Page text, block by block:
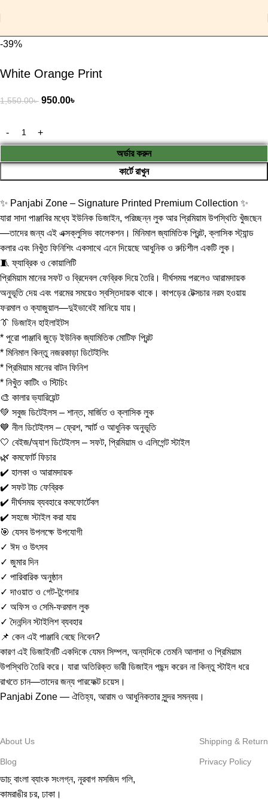
-39%
White Orange Print
1,550.00৳ 950.00৳
অর্ডার করুন
কার্টে রাখুন
✨ Panjabi Zone – Signature Printed Premium Collection ✨
যারা সাদা পাঞ্জাবির মধ্যে ইউনিক ডিজাইন, পরিচ্ছন্ন লুক আর প্রিমিয়াম উপস্থিতি খুঁজছেন
—তাদের জন্য এই এক্সক্লুসিভ কালেকশন। মিনিমাল জ্যামিতিক প্রিন্ট, ক্লাসিক স্ট্যান্ড
কলার এবং নিখুঁত ফিনিশিং একসাথে এনে দিয়েছে আধুনিক ও রুচিশীল একটি লুক।
🧵 ফ্যাব্রিক ও কোয়ালিটি
প্রিমিয়াম মানের সফট ও ব্রিদেবল ফেব্রিক দিয়ে তৈরি। দীর্ঘসময় পরলেও আরামদায়ক
অনুভূতি দেয় এবং গরমের সময়েও স্বস্তিদায়ক থাকে। কাপড়ের টেক্সচার নরম হওয়ায়
ফরমাল ও ক্যাজুয়াল—দুইভাবেই মানিয়ে যায়।
👔 ডিজাইন হাইলাইটস
* পুরো পাঞ্জাবি জুড়ে ইউনিক জ্যামিতিক মোটিফ প্রিন্ট
* মিনিমাল কিন্তু নজরকাড়া ডিটেইলিং
* প্রিমিয়াম মানের বাটন ফিনিশ
* নিখুঁত কাটিং ও স্টিচিং
🎨 কালার ভ্যারিয়েন্ট
💚 সবুজ ডিটেইলস – শান্ত, মার্জিত ও ক্লাসিক লুক
💙 নীল ডিটেইলস – ফ্রেশ, স্মার্ট ও আধুনিক অনুভূতি
🤍 বেইজ/অ্যাশ ডিটেইলস – সফট, প্রিমিয়াম ও এলিগেন্ট স্টাইল
🌿 কমফোর্ট ফিচার
✔️ হালকা ও আরামদায়ক
✔️ সফট টাচ ফেব্রিক
✔️ দীর্ঘসময় ব্যবহারে কমফোর্টেবল
✔️ সহজে স্টাইল করা যায়
🎯 যেসব উপলক্ষে উপযোগী
✓ ঈদ ও উৎসব
✓ জুমার দিন
✓ পারিবারিক অনুষ্ঠান
✓ দাওয়াত ও গেট-টুগেদার
✓ অফিস ও সেমি-ফরমাল লুক
✓ দৈনন্দিন স্টাইলিশ ব্যবহার
📌 কেন এই পাঞ্জাবি বেছে নিবেন?
কারণ এই ডিজাইনটি একদিকে যেমন সিম্পল, অন্যদিকে তেমনি আলাদা ও প্রিমিয়াম
উপস্থিতি তৈরি করে। যারা অতিরিক্ত ভারী ডিজাইন পছন্দ করেন না কিন্তু স্টাইল ধরে
রাখতে চান—তাদের জন্য পারফেক্ট চয়েস।
Panjabi Zone — ঐতিহ্য, আরাম ও আধুনিকতার সুন্দর সমন্বয়।
About Us
Blog
Shipping & Return
Privacy Policy
ডাচ্ বাংলা ব্যাংক সংলগ্ন, নূরবাগ মসজিদ গলি,
কামরাঙীর চর, ঢাকা।